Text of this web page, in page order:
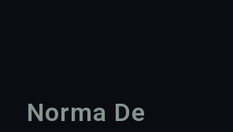
Norma De